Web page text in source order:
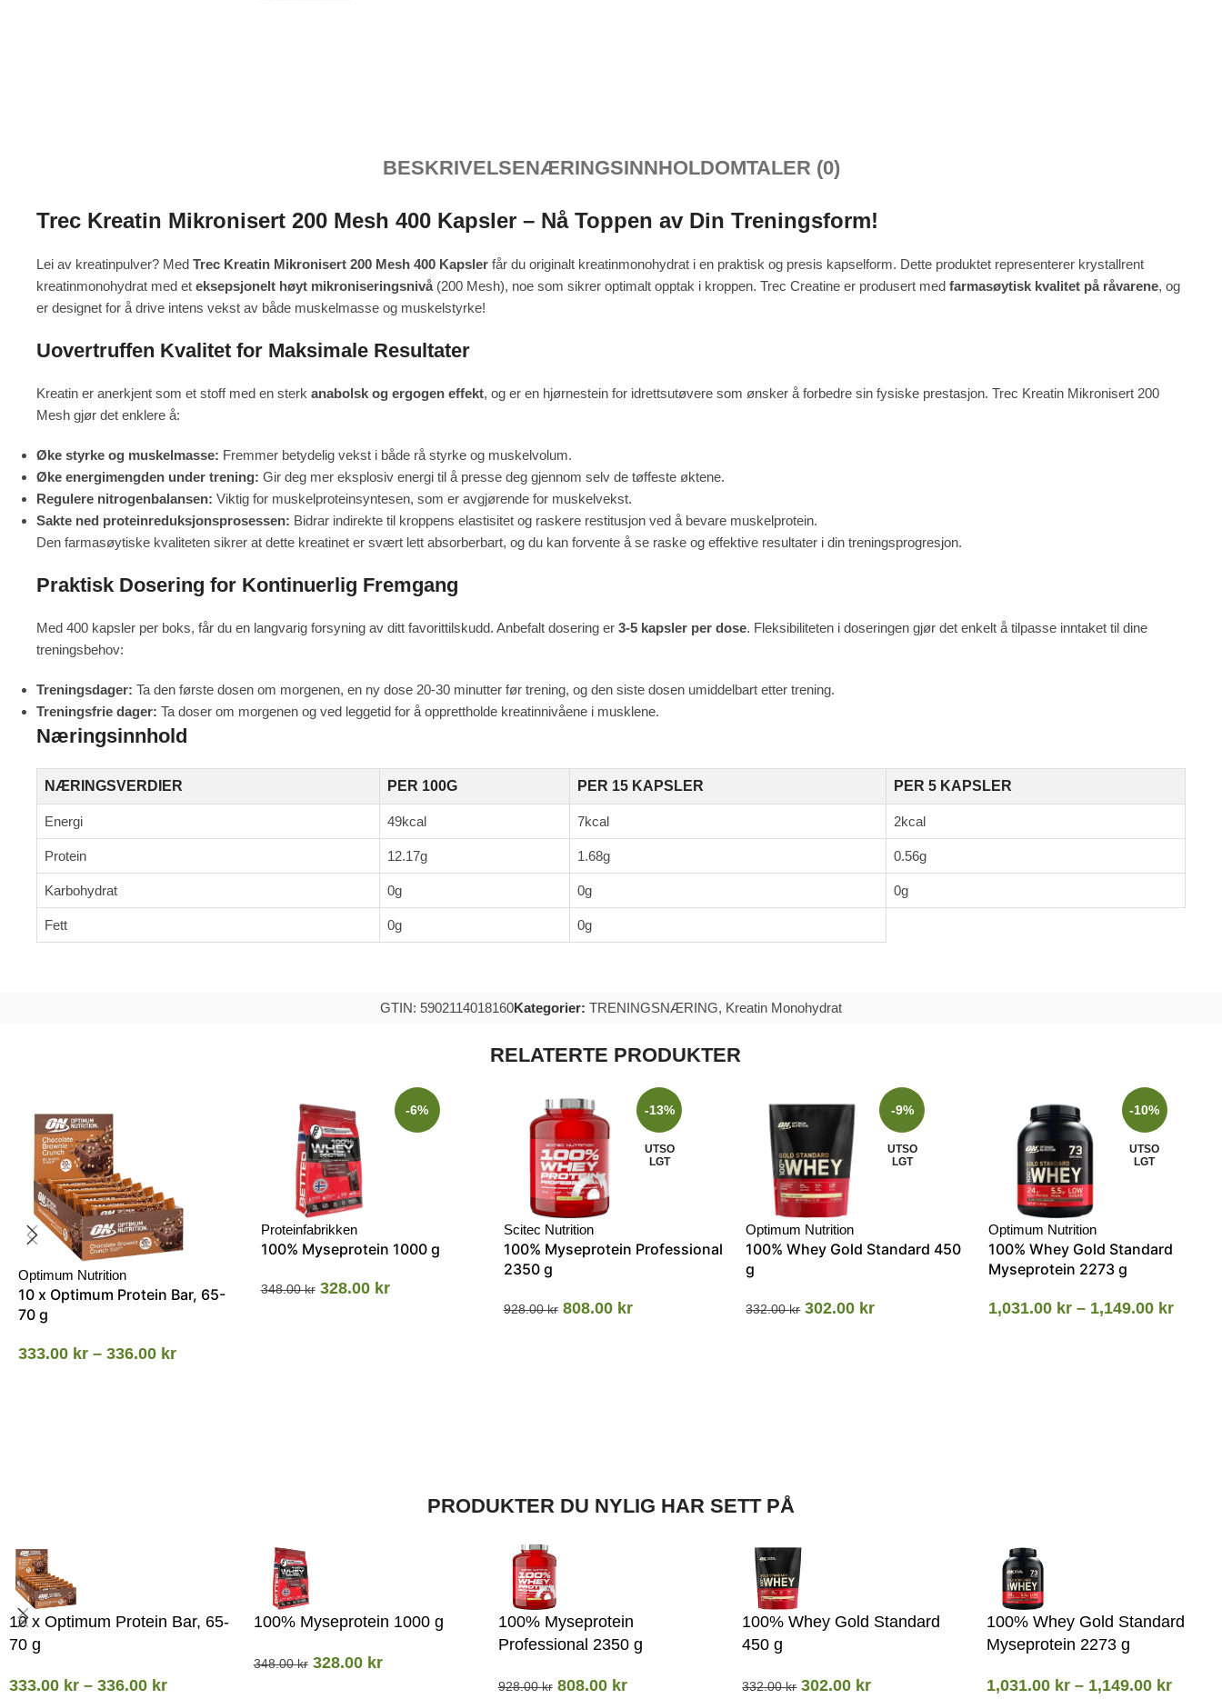
BESKRIVELSENÆRINGSINNHOLDOMTALER (0)
Trec Kreatin Mikronisert 200 Mesh 400 Kapsler – Nå Toppen av Din Treningsform!
Lei av kreatinpulver? Med Trec Kreatin Mikronisert 200 Mesh 400 Kapsler får du originalt kreatinmonohydrat i en praktisk og presis kapselform. Dette produktet representerer krystallrent
kreatinmonohydrat med et eksepsjonelt høyt mikroniseringsnivå (200 Mesh), noe som sikrer optimalt opptak i kroppen. Trec Creatine er produsert med farmasøytisk kvalitet på råvarene, og
er designet for å drive intens vekst av både muskelmasse og muskelstyrke!
Uovertruffen Kvalitet for Maksimale Resultater
Kreatin er anerkjent som et stoff med en sterk anabolsk og ergogen effekt, og er en hjørnestein for idrettsutøvere som ønsker å forbedre sin fysiske prestasjon. Trec Kreatin Mikronisert 200
Mesh gjør det enklere å:
Øke styrke og muskelmasse: Fremmer betydelig vekst i både rå styrke og muskelvolum.
Øke energimengden under trening: Gir deg mer eksplosiv energi til å presse deg gjennom selv de tøffeste øktene.
Regulere nitrogenbalansen: Viktig for muskelproteinsyntesen, som er avgjørende for muskelvekst.
Sakte ned proteinreduksjonsprosessen: Bidrar indirekte til kroppens elastisitet og raskere restitusjon ved å bevare muskelprotein.
Den farmasøytiske kvaliteten sikrer at dette kreatinet er svært lett absorberbart, og du kan forvente å se raske og effektive resultater i din treningsprogresjon.
Praktisk Dosering for Kontinuerlig Fremgang
Med 400 kapsler per boks, får du en langvarig forsyning av ditt favorittilskudd. Anbefalt dosering er 3-5 kapsler per dose. Fleksibiliteten i doseringen gjør det enkelt å tilpasse inntaket til dine
treningsbehov:
Treningsdager: Ta den første dosen om morgenen, en ny dose 20-30 minutter før trening, og den siste dosen umiddelbart etter trening.
Treningsfrie dager: Ta doser om morgenen og ved leggetid for å opprettholde kreatinnivåene i musklene.
Næringsinnhold
NÆRINGSVERDIER PER 100G PER 15 KAPSLER PER 5 KAPSLER
Energi 49kcal 7kcal 2kcal
Protein 12.17g 1.68g 0.56g
Karbohydrat 0g 0g 0g
Fett 0g 0g
GTIN: 5902114018160Kategorier: TRENINGSNÆRING, Kreatin Monohydrat
RELATERTE PRODUKTER
Optimum Nutrition
10 x Optimum Protein Bar, 65-
70 g
333.00 kr – 336.00 kr
-6%
Proteinfabrikken
100% Myseprotein 1000 g
348.00kr 328.00 kr
-13%
UTSO
LGT
Scitec Nutrition
100% Myseprotein Professional
2350 g
928.00kr 808.00 kr
-9%
UTSO
LGT
Optimum Nutrition
100% Whey Gold Standard 450
g
332.00kr 302.00 kr
-10%
UTSO
LGT
Optimum Nutrition
100% Whey Gold Standard
Myseprotein 2273 g
1,031.00 kr – 1,149.00 kr
PRODUKTER DU NYLIG HAR SETT PÅ
10 x Optimum Protein Bar, 65-
70 g
333.00 kr – 336.00 kr
100% Myseprotein 1000 g
348.00kr 328.00 kr
100% Myseprotein
Professional 2350 g
928.00kr 808.00 kr
100% Whey Gold Standard
450 g
332.00kr 302.00 kr
100% Whey Gold Standard
Myseprotein 2273 g
1,031.00 kr – 1,149.00 kr